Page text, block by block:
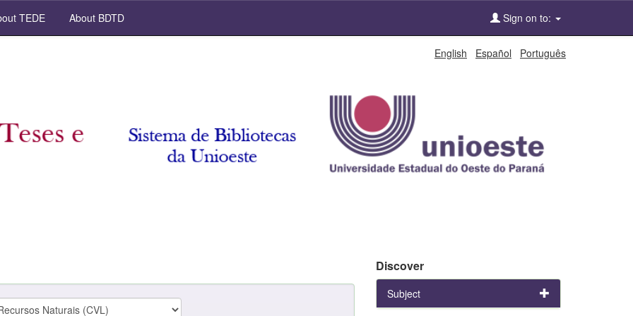
TEDE About BDTD Sign on to:
English Español Português
Discover
Subject